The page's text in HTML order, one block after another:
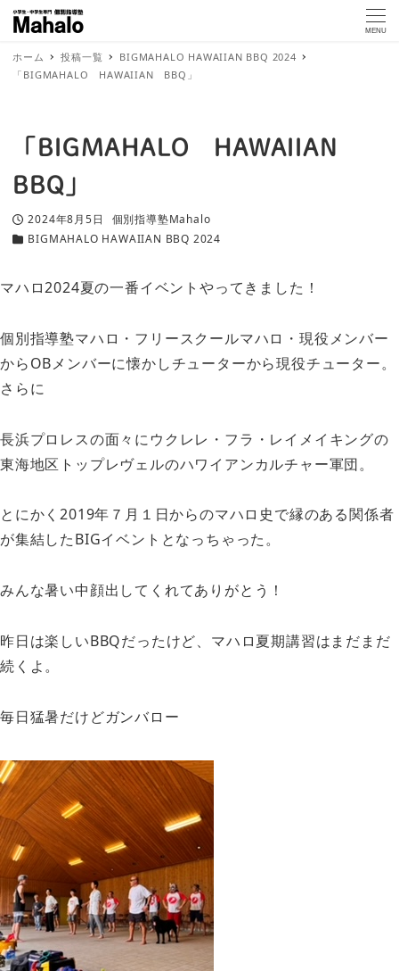
MENU
ホーム 投稿一覧
BIGMAHALO HAWAIIAN BBQ 2024
「BIGMAHALO HAWAIIAN BBQ」
「BIGMAHALO HAWAIIAN
BBQ」
投稿日
2024年8月5日
著
者
個別指導塾Mahalo
カテゴリー
BIGMAHALO HAWAIIAN BBQ 2024
マハロ2024夏の一番イベントやってきました！
個別指導塾マハロ・フリースクールマハロ・現役メンバー
からOBメンバーに懐かしチューターから現役チューター。
さらに
長浜プロレスの面々にウクレレ・フラ・レイメイキングの
東海地区トップレヴェルのハワイアンカルチャー軍団。
とにかく2019年７月１日からのマハロ史で縁のある関係者
が集結したBIGイベントとなっちゃった。
みんな暑い中顔出してくれてありがとう！
昨日は楽しいBBQだったけど、マハロ夏期講習はまだまだ
続くよ。
毎日猛暑だけどガンバロー